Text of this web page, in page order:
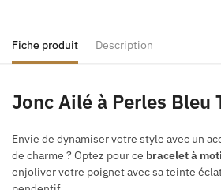
Fiche produit Description
Jonc Ailé à Perles Bleu
Envie de dynamiser votre style avec un
de charme ? Optez pour ce bracelet à
enjoliver votre poignet avec sa teinte